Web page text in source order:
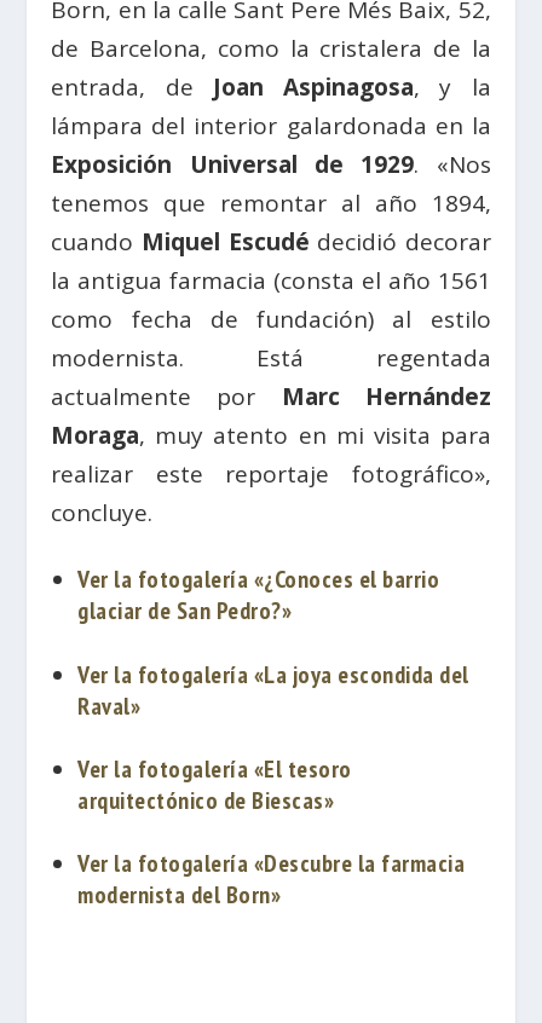
Born, en la calle Sant Pere Més Baix, 52,
de Barcelona, como la cristalera de la
entrada, de Joan Aspinagosa, y la
lámpara del interior galardonada en la
Exposición Universal de 1929. «Nos
tenemos que remontar al año 1894,
cuando Miquel Escudé decidió decorar
la antigua farmacia (consta el año 1561
como fecha de fundación) al estilo
modernista. Está regentada
actualmente por Marc Hernández
Moraga, muy atento en mi visita para
realizar este reportaje fotográfico»,
concluye.
Ver la fotogalería «¿Conoces el barrio
glaciar de San Pedro?»
Ver la fotogalería «La joya escondida del
Raval»
Ver la fotogalería «El tesoro
arquitectónico de Biescas»
Ver la fotogalería «Descubre la farmacia
modernista del Born»